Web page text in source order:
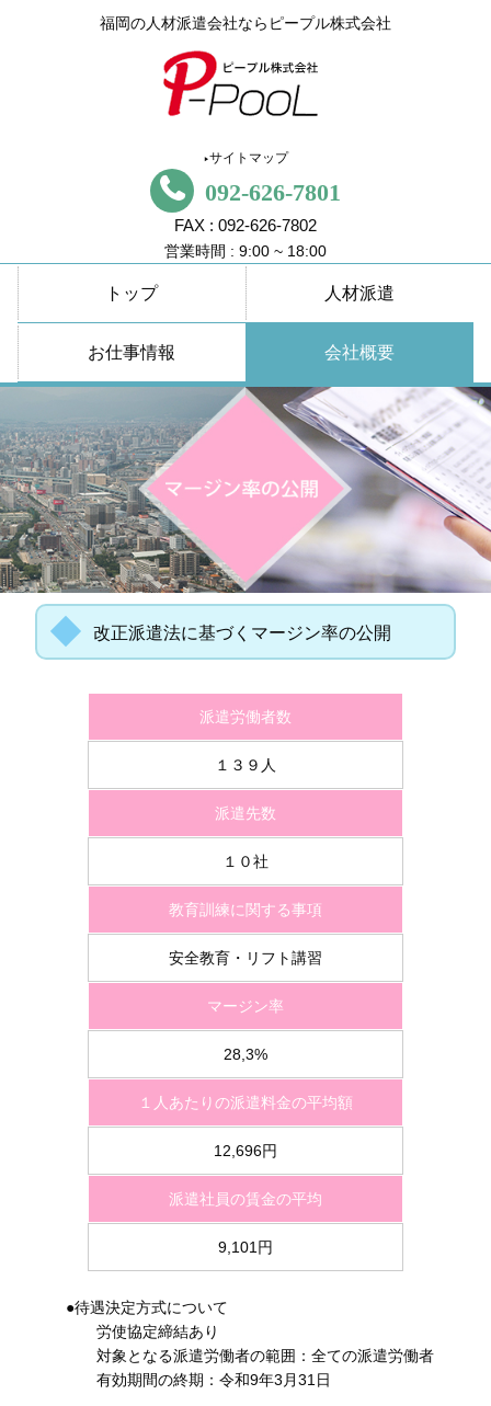
福岡の人材派遣会社ならピープル株式会社
▶サイトマップ
092-626-7801
FAX : 092-626-7802
営業時間 : 9:00 ~ 18:00
トップ 人材派遣
お仕事情報 会社概要
改正派遣法に基づくマージン率の公開
派遣労働者数
１３９人
派遣先数
１０社
教育訓練に関する事項
安全教育・リフト講習
マージン率
28,3%
１人あたりの派遣料金の平均額
12,696円
派遣社員の賃金の平均
9,101円
●待遇決定方式について
労使協定締結あり
対象となる派遣労働者の範囲：全ての派遣労働者
有効期間の終期：令和9年3月31日